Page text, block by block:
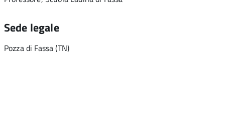
Sede legale
Pozza di Fassa (TN)